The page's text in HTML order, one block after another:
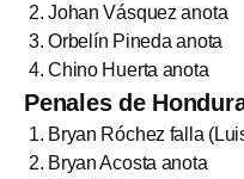
Johan Vásquez anota
Orbelín Pineda anota
Chino Huerta anota
Penales de
Bryan Róchez falla
Bryan Acosta anota